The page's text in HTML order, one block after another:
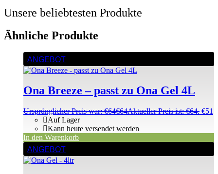
Unsere beliebtesten Produkte
Ähnliche Produkte
ANGEBOT
Ona Breeze – passt zu Ona Gel 4L
Ursprünglicher Preis war: €64€64Aktueller Preis ist: €64. €51
Auf Lager
Kann heute versendet werden
In den Warenkorb
ANGEBOT